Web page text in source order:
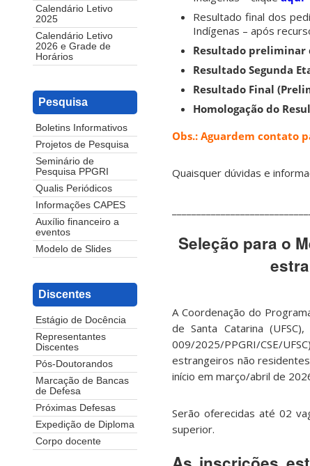
Calendário Letivo
2025
Calendário Letivo
2026 e Grade de
Horários
Pesquisa
Boletins Informativos
Projetos de Pesquisa
Seminário de
Pesquisa PPGRI
Qualis Periódicos
Informações CAPES
Auxílio financeiro a
eventos
Modelo de Slides
Discentes
Estágio de Docência
Representantes
Discentes
Pós-Doutorandos
Marcação de Bancas
de Defesa
Próximas Defesas
Expedição de Diploma
Corpo docente
Resultado final dos
Indígenas – após
Resultado preliminar
Resultado Segunda
Resultado Final
Homologação do
Obs.: Aguardem contato
Quaisquer dúvidas e
Seleção para o
A Coordenação do
de Santa Catarina
009/2025/PPGRI/CSE/
estrangeiros não
início em março/abril de
Serão oferecidas até 02
superior.